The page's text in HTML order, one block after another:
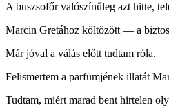
A buszsofőr valószínűleg azt hitte,
Marcin Gretához költözött — a
Már jóval a válás előtt tudtam róla.
Felismertem a parfümjének illatát
Tudtam, miért marad bent hirtelen